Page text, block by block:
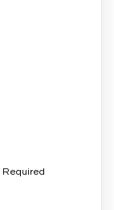
Required